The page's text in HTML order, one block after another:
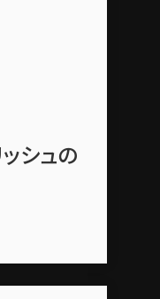
シュの